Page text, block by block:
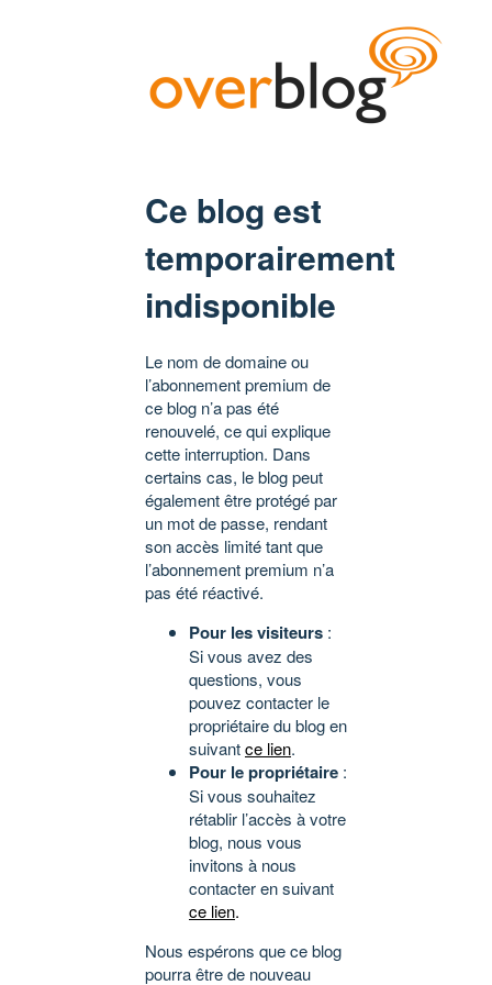
Ce blog est
temporairement
indisponible
Le nom de domaine ou
l’abonnement premium de
ce blog n’a pas été
renouvelé, ce qui explique
cette interruption. Dans
certains cas, le blog peut
également être protégé par
un mot de passe, rendant
son accès limité tant que
l’abonnement premium n’a
pas été réactivé.
Pour les visiteurs :
Si vous avez des
questions, vous
pouvez contacter le
propriétaire du blog en
suivantce lien.
Pour le propriétaire :
Si vous souhaitez
rétablir l’accès à votre
blog, nous vous
invitons à nous
contacter en suivant
ce lien.
Nous espérons que ce blog
pourra être de nouveau